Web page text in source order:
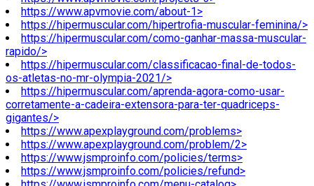
https://www.apvmovie.com/about-1>
https://hipermuscular.com/hipertrofia-muscular-feminina/>
https://hipermuscular.com/como-ganhar-massa-muscular-
rapido/>
https://hipermuscular.com/classificacao-final-de-todos-
os-atletas-no-mr-olympia-2021/>
https://hipermuscular.com/aprenda-agora-como-usar-
corretamente-a-cadeira-extensora-para-ter-quadriceps-
gigantes/>
https://www.apexplayground.com/problems>
https://www.apexplayground.com/problem/2>
https://www.jsmproinfo.com/policies/terms>
https://www.jsmproinfo.com/policies/refund>